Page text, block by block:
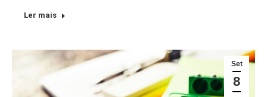
Ler mais
Set
8